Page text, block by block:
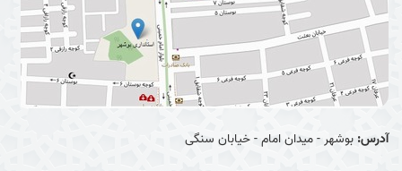
آدرس: بوشهر - میدان امام - خیابان سنگی